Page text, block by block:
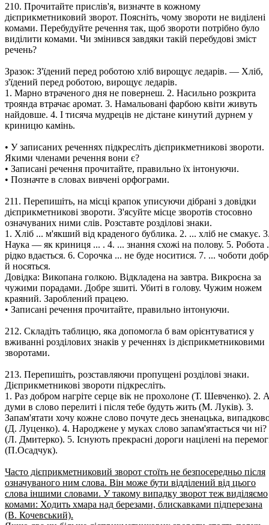
210. Прочитайте прислів'я, визначте в кожному
дієприкметниковий зворот. Поясніть, чому звороти не виділені
комами. Перебудуйте речення так, щоб звороти потрібно було
виділити комами. Чи змінився завдяки такій перебудові зміст
речень?
Зразок: З'їдений перед роботою хліб вирощує ледарів. — Хліб,
з'їдений перед роботою, вирощує ледарів.
1. Марно втраченого дня не повернеш. 2. Насильно розкрита
троянда втрачає аромат. 3. Намальовані фарбою квіти живуть
найдовше. 4. І тисяча мудреців не дістане кинутий дурнем у
криницю камінь.
• У записаних реченнях підкресліть дієприкметникові звороти.
Якими членами речення вони є?
• Записані речення прочитайте, правильно їх інтонуючи.
• Позначте в словах вивчені орфограми.
211. Перепишіть, на місці крапок уписуючи дібрані з довідки
дієприкметникові звороти. З'ясуйте місце зворотів стосовно
означуваних ними слів. Розставте розділові знаки.
1. Хліб ... м'якший від краденого бублика. 2. ... хліб не смакує.
Наука — як криниця ... . 4. ... знання схожі на полову. 5. Робота
рідко вдається. 6. Сорочка ... не буде носитися. 7. ... чоботи
й носяться.
Довідка: Викопана голкою. Відкладена на завтра. Викроєна за
чужими порадами. Добре зшиті. Убиті в голову. Чужим ножем
краяний. Зароблений працею.
• Записані речення прочитайте, правильно інтонуючи.
212. Складіть таблицю, яка допомогла б вам орієнтуватися у
вживанні розділових знаків у реченнях із дієприкметниковими
зворотами.
213. Перепишіть, розставляючи пропущені розділові знаки.
Дієприкметникові звороти підкресліть.
1. Раз добром нагріте серце вік не прохолоне (Т. Шевченко). 2.
думи в слово перелиті і після тебе будуть жить (М. Луків). 3.
Запам'ятати хочу кожне слово почуте десь зненацька,
(Д. Луценко). 4. Народжене у муках слово запам'ятається чи ні?
(Л. Дмитерко). 5. Існують прекрасні дороги націлені на
(П.Осадчук).
Часто дієприкметниковий зворот стоїть не безпосередньо після
означуваного ним слова. Він може бути відділений від цього
слова іншими словами. У такому випадку зворот теж виділяємо
комами: Ходить хмара над березами, блискавками підперезана
(В. Кочевський).